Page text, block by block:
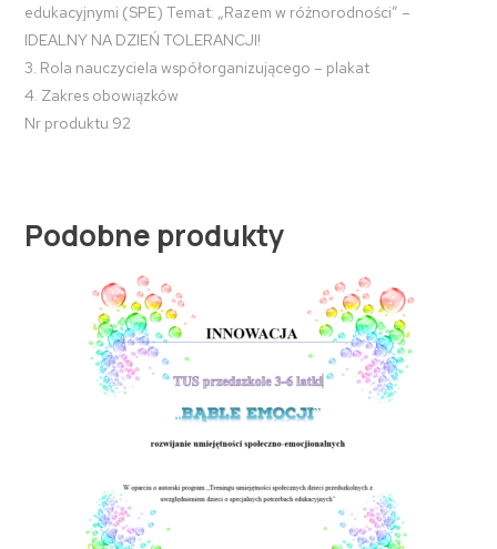
edukacyjnymi (SPE) Temat: „Razem w różnorodności” –
IDEALNY NA DZIEŃ TOLERANCJI!
3. Rola nauczyciela współorganizującego – plakat
4. Zakres obowiązków
Nr produktu 92
Podobne produkty